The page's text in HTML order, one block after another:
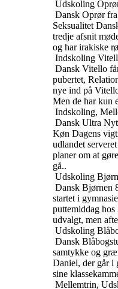
Udskoling
Dansk Oprør
Seksualitet
tredje afsnit
og har irakiske
Indskoling
Dansk Vitello
pubertet,
nye ind på
Men de har kun
Indskoling,
Dansk Ultra
Køn Dagens
udlandet
planer om at
gå..
Udskoling
Dansk Bjørnen
startet i
puttemiddag
udvalgt, men
Udskoling
Dansk
samtykke og
Daniel, der går i
sine
Mellemtrin,